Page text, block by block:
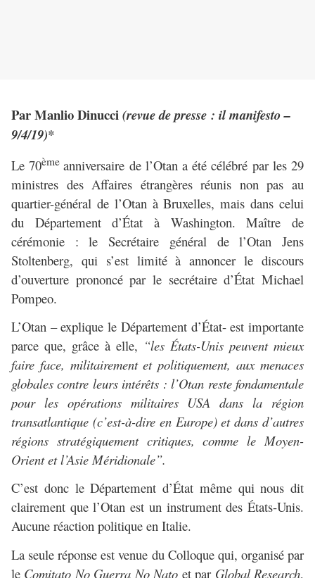
Par Manlio Dinucci(revue de presse : il manifesto –
9/4/19)*
Le 70ème anniversaire de l’Otan a été célébré par les 29
ministres des Affaires étrangères réunis non pas au
quartier-général de l’Otan à Bruxelles, mais dans celui
du Département d’État à Washington. Maître de
cérémonie : le Secrétaire général de l’Otan Jens
Stoltenberg, qui s’est limité à annoncer le discours
d’ouverture prononcé par le secrétaire d’État Michael
Pompeo.
L’Otan – explique le Département d’État- est importante
parce que, grâce à elle, “les États-Unis peuvent mieux
faire face, militairement et politiquement, aux menaces
globales contre leurs intérêts : l’Otan reste fondamentale
pour les opérations militaires USA dans la région
transatlantique (c’est-à-dire en Europe) et dans d’autres
régions stratégiquement critiques, comme le Moyen-
Orient et l’Asie Méridionale”.
C’est donc le Département d’État même qui nous dit
clairement que l’Otan est un instrument des États-Unis.
Aucune réaction politique en Italie.
La seule réponse est venue du Colloque qui, organisé par
le Comitato No Guerra No Nato et par Global Research,